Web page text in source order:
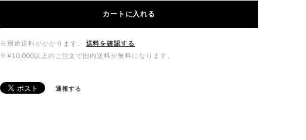
カートに入れる
※別途送料がかかります。
送料を確認する
※¥10,000以上のご注文で国内送料が無料になります。
通報する